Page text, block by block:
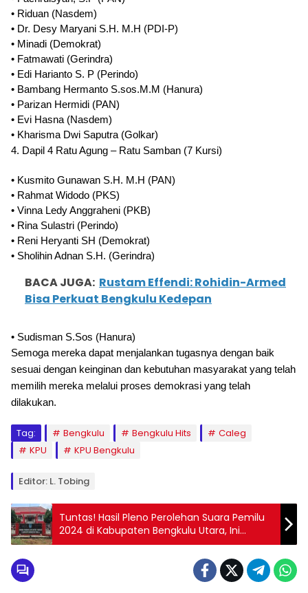
• Riduan (Nasdem)
• Dr. Desy Maryani S.H. M.H (PDI-P)
• Minadi (Demokrat)
• Fatmawati (Gerindra)
• Edi Harianto S. P (Perindo)
• Bambang Hermanto S.sos.M.M (Hanura)
• Parizan Hermidi (PAN)
• Evi Hasna (Nasdem)
• Kharisma Dwi Saputra (Golkar)
4. Dapil 4 Ratu Agung – Ratu Samban (7 Kursi)
• Kusmito Gunawan S.H. M.H (PAN)
• Rahmat Widodo (PKS)
• Vinna Ledy Anggraheni (PKB)
• Rina Sulastri (Perindo)
• Reni Heryanti SH (Demokrat)
• Sholihin Adnan S.H. (Gerindra)
BACA JUGA: Rustam Effendi: Rohidin-Armed
Bisa Perkuat Bengkulu Kedepan
• Sudisman S.Sos (Hanura)
Semoga mereka dapat menjalankan tugasnya dengan baik
sesuai dengan keinginan dan kebutuhan masyarakat yang telah
memilih mereka melalui proses demokrasi yang telah
dilakukan.
Tag: Bengkulu Bengkulu Hits
Caleg
KPU
KPU Bengkulu
Editor: L. Tobing
Tuntas! Hasil Pleno Perolehan Suara Pemilu
2024 di Kabupaten Bengkulu Utara, Ini
Nama-Nama Caleg Terpilih